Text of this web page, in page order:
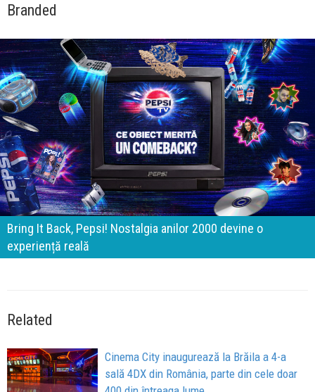
Branded
Bring It Back, Pepsi! Nostalgia anilor 2000 devine o
experiență reală
Related
Cinema City inaugurează la Brăila a 4-a
sală 4DX din România, parte din cele doar